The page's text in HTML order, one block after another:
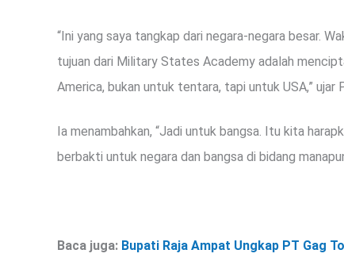
“Ini yang saya tangkap dari negara-negara besar.
tujuan dari Military States Academy adalah
America, bukan untuk tentara, tapi untuk USA,” ujar
Ia menambahkan, “Jadi untuk bangsa. Itu kita
berbakti untuk negara dan bangsa di bidang
Baca juga: Bupati Raja Ampat Ungkap PT Gag